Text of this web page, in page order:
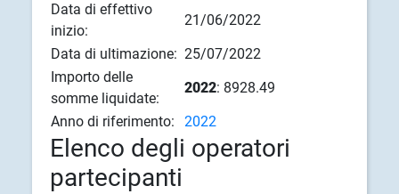
Data di effettivo
inizio:
21/06/2022
Data di ultimazione: 25/07/2022
Importo delle
somme liquidate:
2022: 8928.49
Anno di riferimento:
2022
Elenco degli operatori
partecipanti